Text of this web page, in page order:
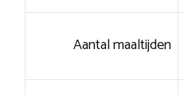
Aantal maaltijden